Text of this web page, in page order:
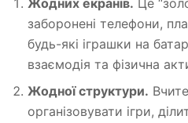
Жодних екранів. Це
заборонені телефони,
будь-які іграшки на
взаємодія та фізична
Жодної структури.
організовувати ігри,